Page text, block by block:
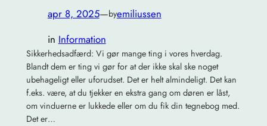
apr 8, 2025—byemiliussen
in Information
Sikkerhedsadfærd: Vi gør mange ting i vores hverdag.
Blandt dem er ting vi gør for at der ikke skal ske noget
ubehageligt eller uforudset. Det er helt almindeligt. Det kan
f.eks. være, at du tjekker en ekstra gang om døren er låst,
om vinduerne er lukkede eller om du fik din tegnebog med.
Det er…